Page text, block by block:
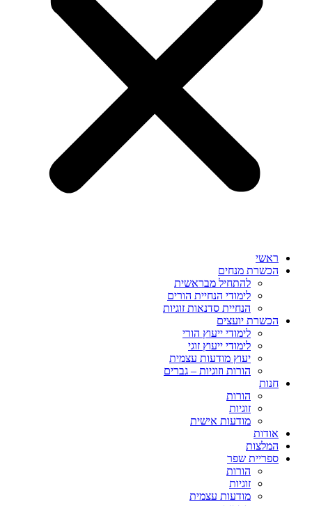
ראשי
הכשרת מנחים
להתחיל מבראשית
לימודי הנחיית הורים
הנחיית סדנאות זוגיות
הכשרת יועצים
לימודי ייעוץ הורי
לימודי ייעוץ זוגי
יעוץ מודעות עצמית
הורות וזוגיות – גברים
חנות
הורות
זוגיות
מודעות אישית
אודות
המלצות
ספריית שפר
הורות
זוגיות
מודעות עצמית